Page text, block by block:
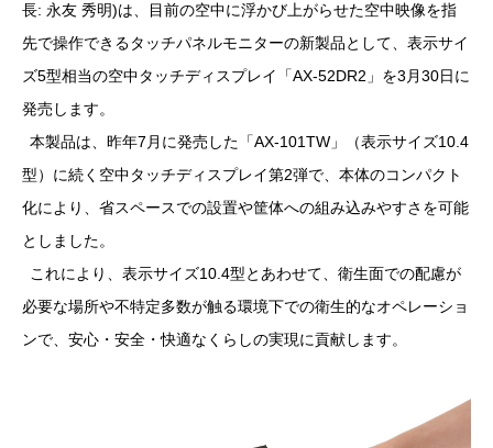
長: 永友 秀明)は、目前の空中に浮かび上がらせた空中映像を指
先で操作できるタッチパネルモニターの新製品として、表示サイ
ズ5型相当の空中タッチディスプレイ「AX-52DR2」を3月30日に
発売します。
本製品は、昨年7月に発売した「AX-101TW」（表示サイズ10.4
型）に続く空中タッチディスプレイ第2弾で、本体のコンパクト
化により、省スペースでの設置や筐体への組み込みやすさを可能
としました。
これにより、表示サイズ10.4型とあわせて、衛生面での配慮が
必要な場所や不特定多数が触る環境下での衛生的なオペレーショ
ンで、安心・安全・快適なくらしの実現に貢献します。